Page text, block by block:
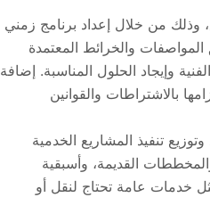
وذلك من خلال إعداد برنامج زمني
والخرائط المعتمدة
وإيجاد الحلول المناسبة. إضافة
بالاشتراطات والقوانين
تنفيذ المشاريع الخدمية
القديمة، وأسبقية
خدمات عامة تحتاج لنقل أو